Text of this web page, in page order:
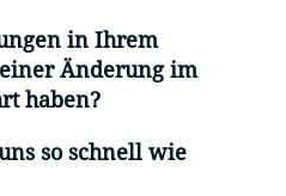
in Ihrem
Änderung im
haben?
so schnell wie